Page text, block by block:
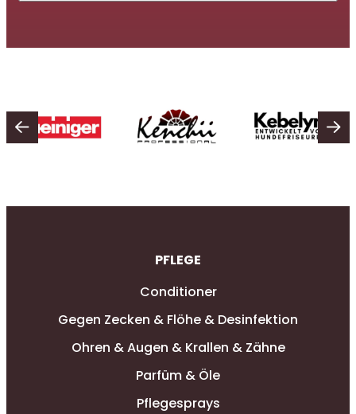
PFLEGE
Conditioner
Gegen Zecken & Flöhe & Desinfektion
Ohren & Augen & Krallen & Zähne
Parfüm & Öle
Pflegesprays